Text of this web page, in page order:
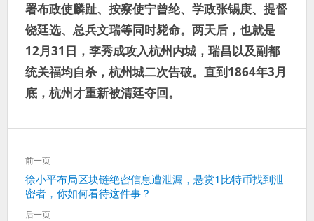
署布政使麟趾、按察使宁曾纶、学政张锡庚、提督
饶廷选、总兵文瑞等同时毙命。两天后，也就是
12月31日，李秀成攻入杭州内城，瑞昌以及副都
统关福均自杀，杭州城二次告破。直到1864年3月
底，杭州才重新被清廷夺回。
文
章
导
航
前一页
上
一
篇：
徐小平布局区块链绝密信息遭泄漏，悬赏1比特币找到泄
密者，你如何看待这件事？
后一页